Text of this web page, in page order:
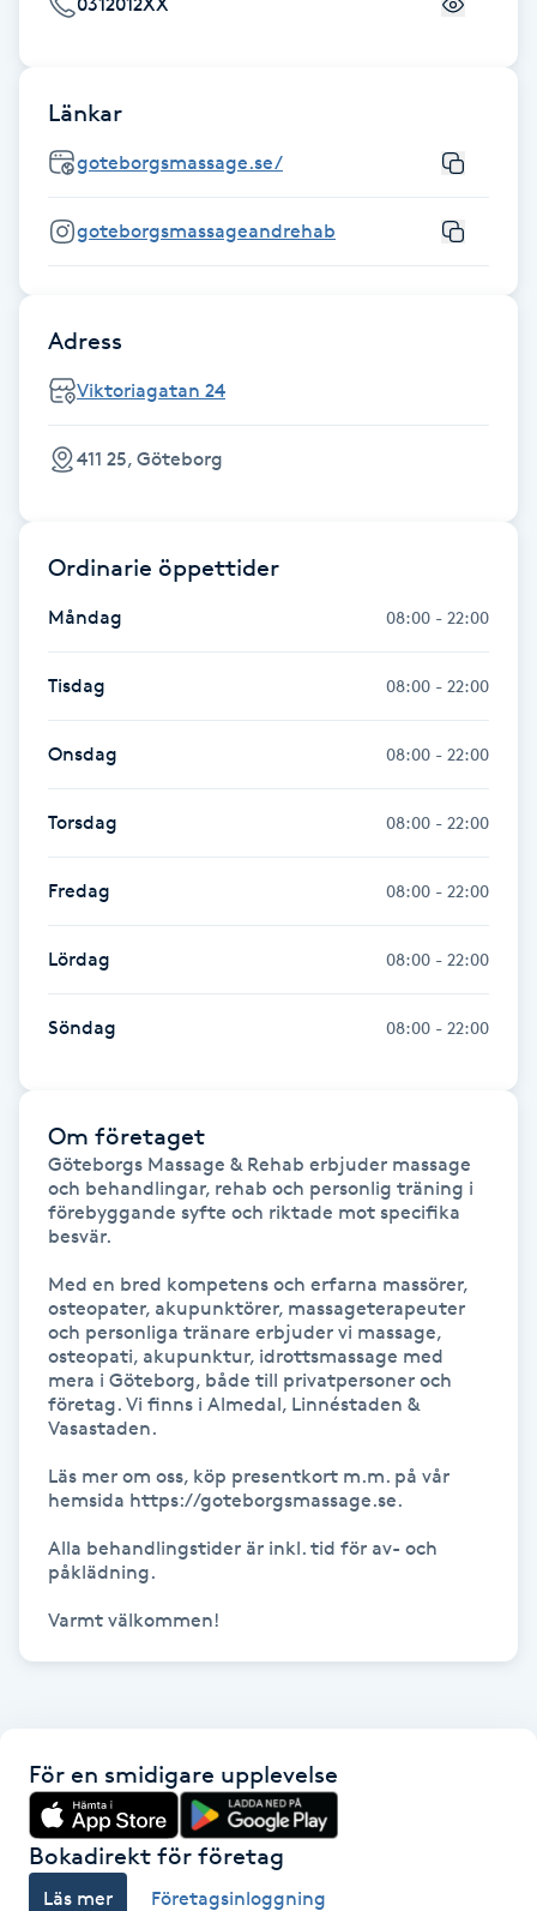
IR-massage
Japansk massage
K18
Kinesiologi
Kiropraktik
Klangmassage
Klippning & Slingor
Klippning ungdom
Koppningsmassage
Kostrådgivning
Kroppsinpackning
Kroppspeeling
Käkledsbehandling
Laserbehandling
LPG
LPG-behandling
Länkar
goteborgsmassage.se/
goteborgsmassageandrehab
Adress
Viktoriagatan 24
411 25, Göteborg
Ordinarie öppettider
Måndag 08:00 - 22:00
Tisdag 08:00 - 22:00
Onsdag 08:00 - 22:00
Torsdag 08:00 - 22:00
Fredag 08:00 - 22:00
Lördag 08:00 - 22:00
Söndag 08:00 - 22:00
Om företaget
Göteborgs Massage & Rehab erbjuder massage
och behandlingar, rehab och personlig träning i
förebyggande syfte och riktade mot specifika
besvär.
Med en bred kompetens och erfarna massörer,
osteopater, akupunktörer, massageterapeuter
och personliga tränare erbjuder vi massage,
osteopati, akupunktur, idrottsmassage med
mera i Göteborg, både till privatpersoner och
företag. Vi finns i Almedal, Linnéstaden &
Vasastaden.
Läs mer om oss, köp presentkort m.m. på vår
hemsida https://goteborgsmassage.se.
Alla behandlingstider är inkl. tid för av- och
påklädning.
Varmt välkommen!
För en smidigare upplevelse
Bokadirekt för företag
Läs mer Företagsinloggning